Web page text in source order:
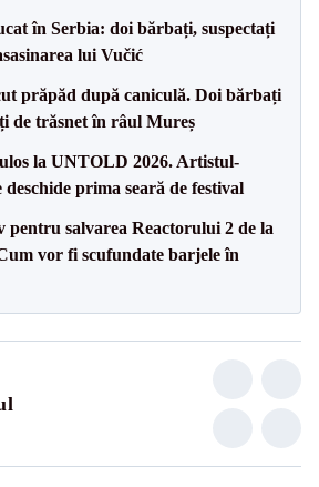
în Serbia: doi bărbați, suspectați
lui Vučić
prăpăd după caniculă. Doi bărbați
de trăsnet în râul Mureș
la UNTOLD 2026. Artistul-
prima seară de festival
pentru salvarea Reactorului 2 de la
vor fi scufundate barjele în